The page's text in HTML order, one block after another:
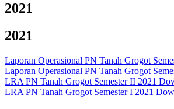
2021
2021
Laporan Operasional PN Tanah Grogot
Laporan Operasional PN Tanah Grogot
LRA PN Tanah Grogot Semester II 2021
LRA PN Tanah Grogot Semester I 2021